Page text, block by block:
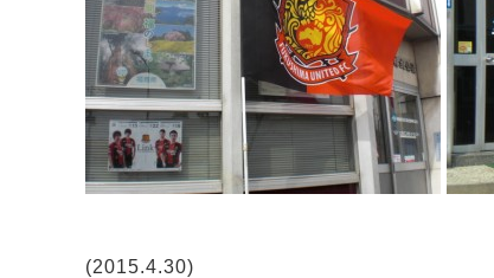
(2015.4.30)